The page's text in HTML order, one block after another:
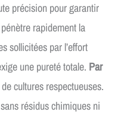
précision pour garantir
rapidement la
sollicitées par l’effort
une pureté totale. Par
cultures respectueuses.
résidus chimiques ni